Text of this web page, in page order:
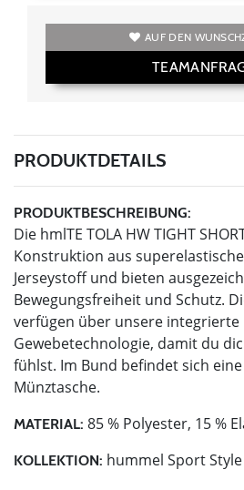
AUF DEN
PRODUKTDETAILS
PRODUKTBESCHREIBUNG:
Die hmlTE TOLA HW TIGHT
Konstruktion aus
Jerseystoff und bieten
Bewegungsfreiheit und Schutz.
verfügen über unsere integrierte
Gewebetechnologie, damit du
fühlst. Im Bund befindet sich
Münztasche.
MATERIAL: 85 % Polyester, 15 %
KOLLEKTION: hummel Sport Style